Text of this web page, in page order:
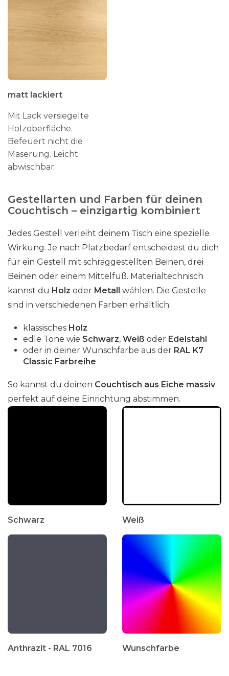
matt lackiert
Mit Lack versiegelte
Holzoberfläche.
Befeuert nicht die
Maserung. Leicht
abwischbar.
Gestellarten und Farben für deinen
Couchtisch – einzigartig kombiniert
Jedes Gestell verleiht deinem Tisch eine spezielle
Wirkung. Je nach Platzbedarf entscheidest du dich
für ein Gestell mit schräggestellten Beinen, drei
Beinen oder einem Mittelfuß. Materialtechnisch
kannst du Holz oder Metall wählen. Die Gestelle
sind in verschiedenen Farben erhältlich:
klassisches Holz
edle Töne wie Schwarz, Weiß oder Edelstahl
oder in deiner Wunschfarbe aus der RAL K7
Classic Farbreihe
So kannst du deinen Couchtisch aus Eiche massiv
perfekt auf deine Einrichtung abstimmen.
Schwarz Weiß
Anthrazit - RAL 7016 Wunschfarbe